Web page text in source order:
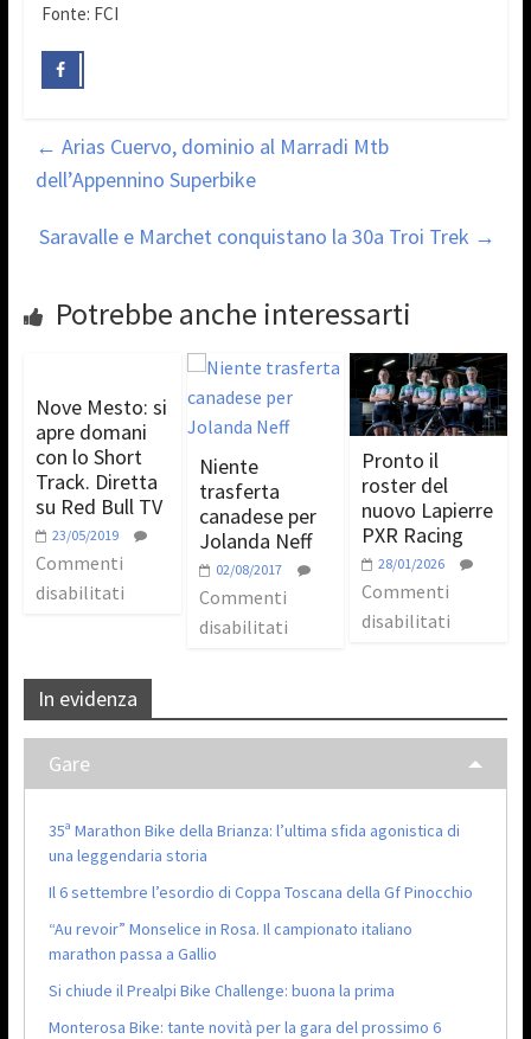
Fonte: FCI
← Arias Cuervo, dominio al Marradi Mtb
dell’Appennino Superbike
Saravalle e Marchet conquistano la 30a Troi Trek →
Potrebbe anche interessarti
Nove Mesto: si
apre domani
con lo Short
Track. Diretta
su Red Bull TV
23/05/2019
Commenti
disabilitati
Niente
trasferta
canadese per
Jolanda Neff
02/08/2017
Commenti
disabilitati
Pronto il
roster del
nuovo Lapierre
PXR Racing
28/01/2026
Commenti
disabilitati
In evidenza
Gare
35ª Marathon Bike della Brianza: l’ultima sfida agonistica di
una leggendaria storia
Il 6 settembre l’esordio di Coppa Toscana della Gf Pinocchio
“Au revoir” Monselice in Rosa. Il campionato italiano
marathon passa a Gallio
Si chiude il Prealpi Bike Challenge: buona la prima
Monterosa Bike: tante novità per la gara del prossimo 6